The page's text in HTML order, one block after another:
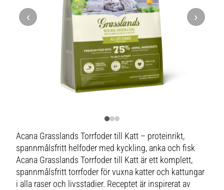
‹ ›
Acana Grasslands Torrfoder till Katt – proteinrikt,
spannmålsfritt helfoder med kyckling, anka och fisk
Acana Grasslands Torrfoder till Katt är ett komplett,
spannmålsfritt torrfoder för vuxna katter och kattungar
i alla raser och livsstadier. Receptet är inspirerat av